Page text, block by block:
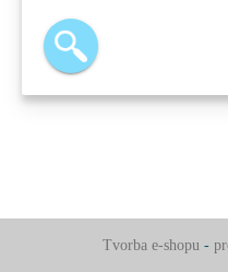
Tvorba e-shopu -